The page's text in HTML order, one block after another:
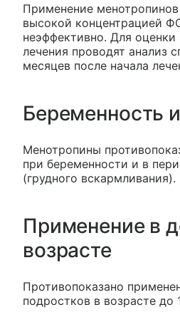
Применение
высокой концентрацией
неэффективно. Для оценки
лечения проводят анализ
месяцев после начала
Беременность
Менотропины
при беременности и в
(грудного вскармливания).
Применение в
возрасте
Противопоказано
подростков в возрасте до